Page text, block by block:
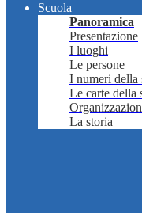
Scuola
Panoramica
Presentazione
I luoghi
Le persone
I numeri della
Le carte della
La storia